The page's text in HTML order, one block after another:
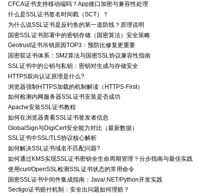
CFCA证书支持移动端吗？App接口加密与兼容性处理
什么是SSL证书签名时间戳（SCT）？
为什么说SSL证书是反钓鱼的第一道防线？原理说明
国密SSL证书部署中的密钥存储（国密算法）安全策略
Geotrust证书吊销原因TOP3：预防比修复更重要
国密双证书体系：SM2算法与国密SSL协议兼容性指南
SSL证书中的公钥与私钥：密钥对生成与存储安全
HTTPS双向认证原理是什么?
浏览器强制HTTPS加载的机制解读（HTTPS-First）
如何检测内网服务器SSL证书安装是否成功
Apache安装SSL证书教程
如何在浏览器查看SSL证书签发者信息
GlobalSign与DigiCert安全能力对比（最新数据）
SSL证书中SSL/TLS协议核心解析
如何解决SSL证书域名不匹配问题?
如何通过KMS实现SSL证书密钥全生命周期管理？分步指南与最佳实践
使用curl/OpenSSL检测SSL证书状态的常用命令
国密SSL证书中间件集成指南：Java/.NET/Python开发实践
Sectigo证书赔付机制：安全出问题如何理赔？